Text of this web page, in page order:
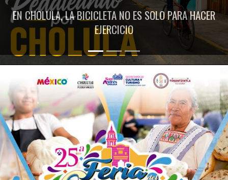
EN CHOLULA, LA BICICLETA NO ES SOLO PARA HACER
EJERCICIO